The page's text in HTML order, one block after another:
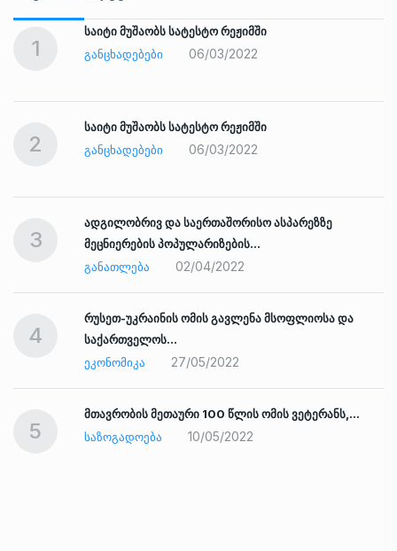
1
საიტი მუშაობს სატესტო რეჟიმში
ᲒᲐᲜᲪᲮᲐᲓᲔᲑᲔᲑᲘ
06/03/2022
2
საიტი მუშაობს სატესტო რეჟიმში
ᲒᲐᲜᲪᲮᲐᲓᲔᲑᲔᲑᲘ
06/03/2022
3
ადგილობრივ და საერთაშორისო ასპარეზზე
მეცნიერების პოპულარიზების…
ᲒᲐᲜᲐᲗᲚᲔᲑᲐ
02/04/2022
4
რუსეთ-უკრაინის ომის გავლენა მსოფლიოსა და
საქართველოს…
ᲔᲙᲝᲜᲝᲛᲘᲙᲐ
27/05/2022
5
მთავრობის მეთაური 100 წლის ომის ვეტერანს,…
ᲡᲐᲖᲝᲒᲐᲓᲝᲔᲑᲐ
10/05/2022